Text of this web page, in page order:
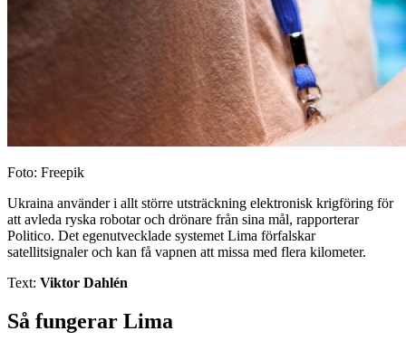
Foto: Freepik
Ukraina använder i allt större utsträckning elektronisk krigföring för
att avleda ryska robotar och drönare från sina mål, rapporterar
Politico. Det egenutvecklade systemet Lima förfalskar
satellitsignaler och kan få vapnen att missa med flera kilometer.
Text: Viktor Dahlén
Så fungerar Lima